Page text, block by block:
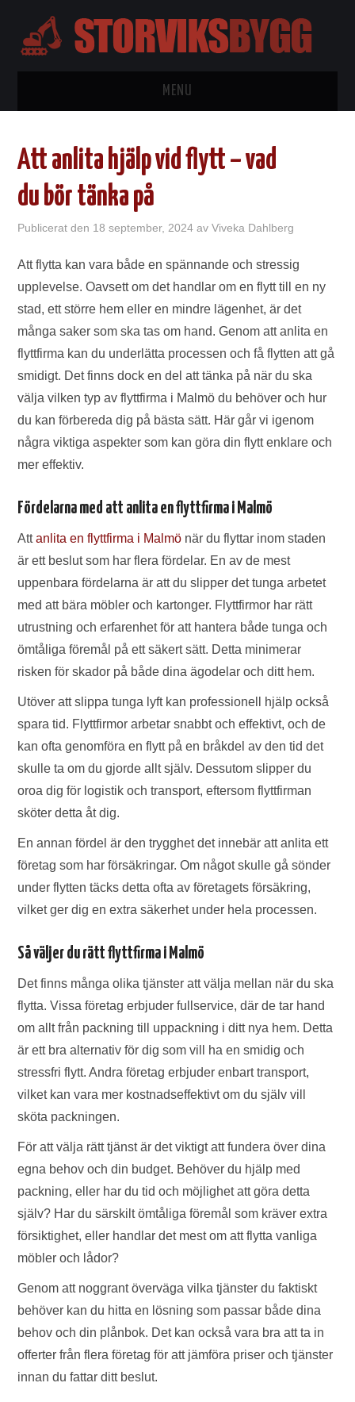
MENU
BYGGTIPS
WORDPRESS
Att anlita hjälp vid flytt – vad
du bör tänka på
Publicerat den 18 september, 2024 avViveka Dahlberg
Att flytta kan vara både en spännande och stressig
upplevelse. Oavsett om det handlar om en flytt till en ny
stad, ett större hem eller en mindre lägenhet, är det
många saker som ska tas om hand. Genom att anlita en
flyttfirma kan du underlätta processen och få flytten att gå
smidigt. Det finns dock en del att tänka på när du ska
välja vilken typ av flyttfirma i Malmö du behöver och hur
du kan förbereda dig på bästa sätt. Här går vi igenom
några viktiga aspekter som kan göra din flytt enklare och
mer effektiv.
Fördelarna med att anlita en flyttfirma i Malmö
Attanlita en flyttfirma i Malmö när du flyttar inom staden
är ett beslut som har flera fördelar. En av de mest
uppenbara fördelarna är att du slipper det tunga arbetet
med att bära möbler och kartonger. Flyttfirmor har rätt
utrustning och erfarenhet för att hantera både tunga och
ömtåliga föremål på ett säkert sätt. Detta minimerar
risken för skador på både dina ägodelar och ditt hem.
Utöver att slippa tunga lyft kan professionell hjälp också
spara tid. Flyttfirmor arbetar snabbt och effektivt, och de
kan ofta genomföra en flytt på en bråkdel av den tid det
skulle ta om du gjorde allt själv. Dessutom slipper du
oroa dig för logistik och transport, eftersom flyttfirman
sköter detta åt dig.
En annan fördel är den trygghet det innebär att anlita ett
företag som har försäkringar. Om något skulle gå sönder
under flytten täcks detta ofta av företagets försäkring,
vilket ger dig en extra säkerhet under hela processen.
Så väljer du rätt flyttfirma i Malmö
Det finns många olika tjänster att välja mellan när du ska
flytta. Vissa företag erbjuder fullservice, där de tar hand
om allt från packning till uppackning i ditt nya hem. Detta
är ett bra alternativ för dig som vill ha en smidig och
stressfri flytt. Andra företag erbjuder enbart transport,
vilket kan vara mer kostnadseffektivt om du själv vill
sköta packningen.
För att välja rätt tjänst är det viktigt att fundera över dina
egna behov och din budget. Behöver du hjälp med
packning, eller har du tid och möjlighet att göra detta
själv? Har du särskilt ömtåliga föremål som kräver extra
försiktighet, eller handlar det mest om att flytta vanliga
möbler och lådor?
Genom att noggrant överväga vilka tjänster du faktiskt
behöver kan du hitta en lösning som passar både dina
behov och din plånbok. Det kan också vara bra att ta in
offerter från flera företag för att jämföra priser och tjänster
innan du fattar ditt beslut.